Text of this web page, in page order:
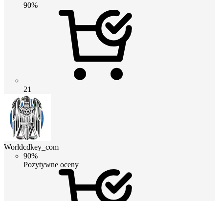
90%
21
Worldcdkey_com
90%
Pozytywne oceny